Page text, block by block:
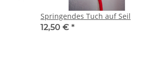
Springendes Tuch auf Seil
12,50 € *